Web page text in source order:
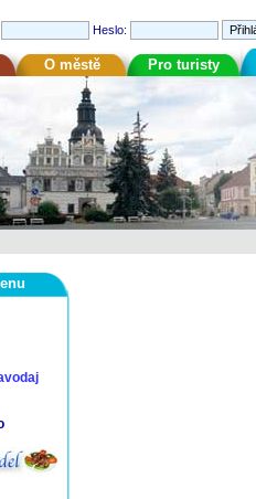
Heslo:
O městě Pro turisty